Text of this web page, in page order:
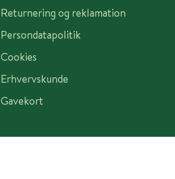
Returnering og reklamation
Persondatapolitik
Cookies
Erhvervskunde
Gavekort